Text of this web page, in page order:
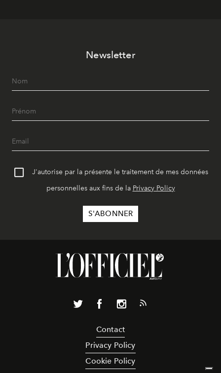
Newsletter
J'autorise par la présente le traitement de mes données
personnelles aux fins de la Privacy Policy
Contact
Privacy Policy
Cookie Policy